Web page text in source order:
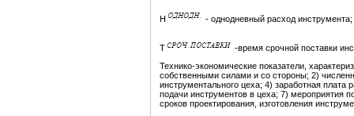
Н - однодневный расход инструмента;
T
-время срочной поставки
Технико-экономические показатели,
собственными силами и со стороны; 2)
инструментального цеха; 4) заработная плата
подачи инструментов в цеха; 7) мероприятия
сроков проектирования, изготовления